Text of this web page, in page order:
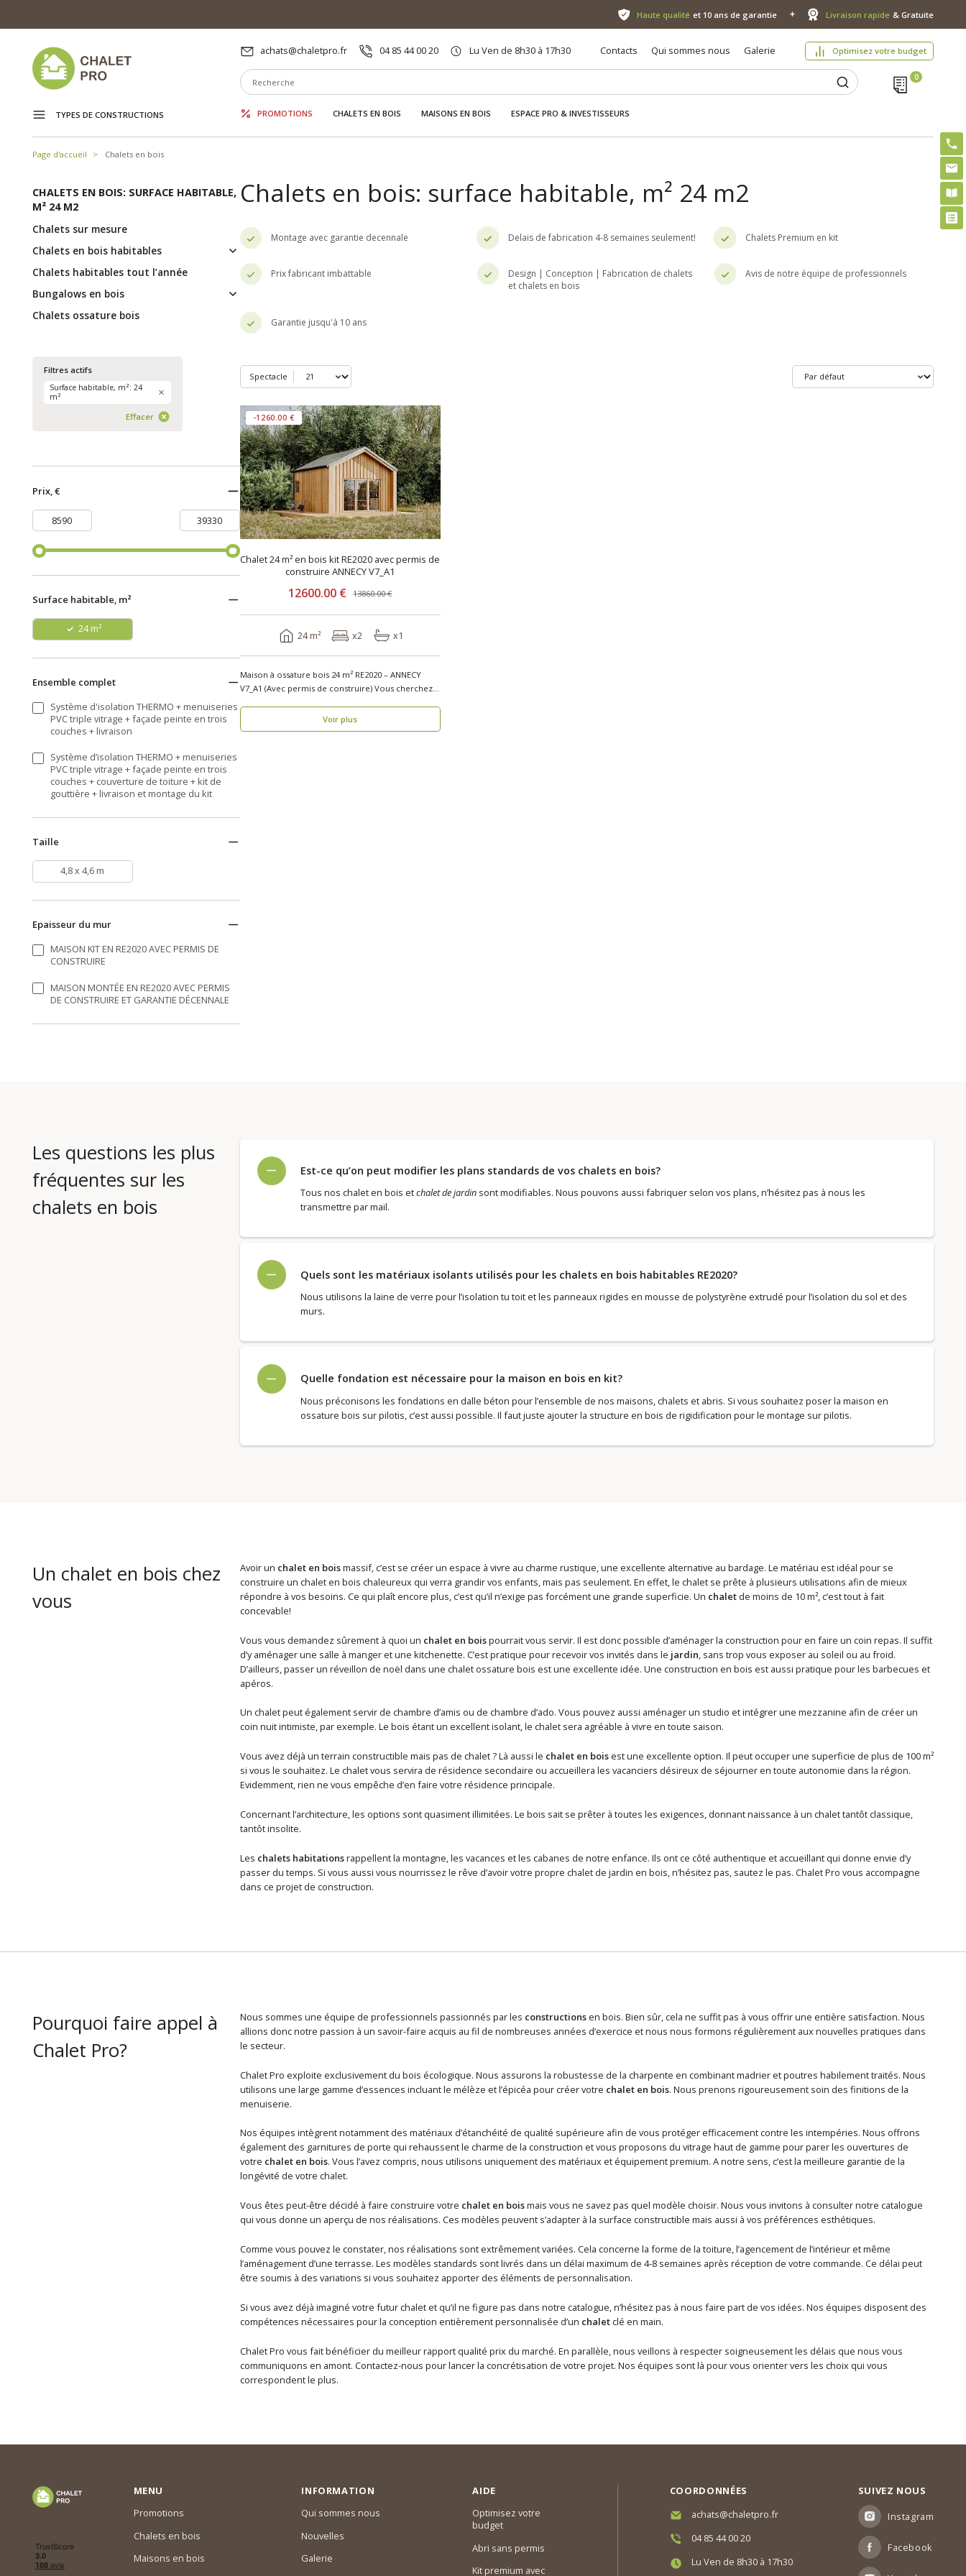
Haute qualité et 10 ans de garantie Livraison rapide & Gratuite
achats@chaletpro.fr 04 85 44 00 20 Lu Ven de 8h30 à 17h30 Contacts Qui sommes nous Galerie Optimisez votre budget
TYPES DE CONSTRUCTIONS PROMOTIONS CHALETS EN BOIS MAISONS EN BOIS ESPACE PRO & INVESTISSEURS
Page d'accueil Chalets en bois
CHALETS EN BOIS: SURFACE HABITABLE,
M² 24 M2
Chalets sur mesure
Chalets en bois habitables
Chalets habitables tout l’année
Bungalows en bois
Chalets ossature bois
Filtres actifs
Surface habitable, m²: 24
m²
Effacer
Prix, €
Surface habitable, m²
24 m²
Ensemble complet
Système d'isolation THERMO + menuiseries
PVC triple vitrage + façade peinte en trois
couches + livraison
Système d’isolation THERMO + menuiseries
PVC triple vitrage + façade peinte en trois
couches + couverture de toiture + kit de
gouttière + livraison et montage du kit
Taille
4,8 x 4,6 m
Epaisseur du mur
MAISON KIT EN RE2020 AVEC PERMIS DE
CONSTRUIRE
MAISON MONTÉE EN RE2020 AVEC PERMIS
DE CONSTRUIRE ET GARANTIE DÉCENNALE
Chalets en bois: surface habitable, m² 24 m2
Montage avec garantie decennale Delais de fabrication 4-8 semaines seulement! Chalets Premium en kit
Prix fabricant imbattable
Design | Conception | Fabrication de chalets
et chalets en bois
Avis de notre équipe de professionnels
Garantie jusqu'à 10 ans
Spectacle
-1260.00 €
Chalet 24 m² en bois kit RE2020 avec permis de
construire ANNECY V7_A1
12600.00 € 13860.00 €
24 m² x2 x1
Maison à ossature bois 24 m² RE2020 – ANNECY
V7_A1 (Avec permis de construire) Vous cherchez
Voir plus
Les questions les plus
fréquentes sur les
chalets en bois
Est-ce qu’on peut modifier les plans standards de vos chalets en bois?
Tous nos chalet en bois etchalet de jardinsont modifiables. Nous pouvons aussi fabriquer selon vos plans, n’hésitez pas à nous les
transmettre par mail.
Quels sont les matériaux isolants utilisés pour les chalets en bois habitables RE2020?
Nous utilisons la laine de verre pour l’isolation tu toit et les panneaux rigides en mousse de polystyrène extrudé pour l’isolation du sol et des
murs.
Quelle fondation est nécessaire pour la maison en bois en kit?
Nous préconisons les fondations en dalle béton pour l’ensemble de nos maisons, chalets et abris. Si vous souhaitez poser la maison en
ossature bois sur pilotis, c’est aussi possible. Il faut juste ajouter la structure en bois de rigidification pour le montage sur pilotis.
Un chalet en bois chez
vous
Avoir un chalet en boismassif, c’est se créer un espace à vivre au charme rustique, une excellente alternative au bardage. Le matériau est idéal pour se
construire un chalet en bois chaleureux qui verra grandir vos enfants, mais pas seulement. En effet, le chalet se prête à plusieurs utilisations afin de mieux
répondre à vos besoins. Ce qui plaît encore plus, c’est qu’il n’exige pas forcément une grande superficie. Un chaletde moins de 10 m², c’est tout à fait
concevable!
Vous vous demandez sûrement à quoi un chalet en boispourrait vous servir. Il est donc possible d’aménager la construction pour en faire un coin repas. Il suffit
d’y aménager une salle à manger et une kitchenette. C’est pratique pour recevoir vos invités dans le jardin, sans trop vous exposer au soleil ou au froid.
D’ailleurs, passer un réveillon de noël dans une chalet ossature bois est une excellente idée. Une construction en bois est aussi pratique pour les barbecues et
apéros.
Un chalet peut également servir de chambre d’amis ou de chambre d’ado. Vous pouvez aussi aménager un studio et intégrer une mezzanine afin de créer un
coin nuit intimiste, par exemple. Le bois étant un excellent isolant, le chalet sera agréable à vivre en toute saison.
Vous avez déjà un terrain constructible mais pas de chalet ? Là aussi le chalet en boisest une excellente option. Il peut occuper une superficie de plus de 100 m²
si vous le souhaitez. Le chalet vous servira de résidence secondaire ou accueillera les vacanciers désireux de séjourner en toute autonomie dans la région.
Evidemment, rien ne vous empêche d’en faire votre résidence principale.
Concernant l’architecture, les options sont quasiment illimitées. Le bois sait se prêter à toutes les exigences, donnant naissance à un chalet tantôt classique,
tantôt insolite.
Les chalets habitationsrappellent la montagne, les vacances et les cabanes de notre enfance. Ils ont ce côté authentique et accueillant qui donne envie d’y
passer du temps. Si vous aussi vous nourrissez le rêve d’avoir votre propre chalet de jardin en bois, n’hésitez pas, sautez le pas. Chalet Pro vous accompagne
dans ce projet de construction.
Pourquoi faire appel à
Chalet Pro?
Nous sommes une équipe de professionnels passionnés par les constructionsen bois. Bien sûr, cela ne suffit pas à vous offrir une entière satisfaction. Nous
allions donc notre passion à un savoir-faire acquis au fil de nombreuses années d’exercice et nous nous formons régulièrement aux nouvelles pratiques dans
le secteur.
Chalet Pro exploite exclusivement du bois écologique. Nous assurons la robustesse de la charpente en combinant madrier et poutres habilement traités. Nous
utilisons une large gamme d’essences incluant le mélèze et l’épicéa pour créer votre chalet en bois. Nous prenons rigoureusement soin des finitions de la
menuiserie.
Nos équipes intègrent notamment des matériaux d’étanchéité de qualité supérieure afin de vous protéger efficacement contre les intempéries. Nous offrons
également des garnitures de porte qui rehaussent le charme de la construction et vous proposons du vitrage haut de gamme pour parer les ouvertures de
votre chalet en bois. Vous l’avez compris, nous utilisons uniquement des matériaux et équipement premium. A notre sens, c’est la meilleure garantie de la
longévité de votre chalet.
Vous êtes peut-être décidé à faire construire votre chalet en boismais vous ne savez pas quel modèle choisir. Nous vous invitons à consulter notre catalogue
qui vous donne un aperçu de nos réalisations. Ces modèles peuvent s’adapter à la surface constructible mais aussi à vos préférences esthétiques.
Comme vous pouvez le constater, nos réalisations sont extrêmement variées. Cela concerne la forme de la toiture, l’agencement de l’intérieur et même
l’aménagement d’une terrasse. Les modèles standards sont livrés dans un délai maximum de 4-8 semaines après réception de votre commande. Ce délai peut
être soumis à des variations si vous souhaitez apporter des éléments de personnalisation.
Si vous avez déjà imaginé votre futur chalet et qu’il ne figure pas dans notre catalogue, n’hésitez pas à nous faire part de vos idées. Nos équipes disposent des
compétences nécessaires pour la conception entièrement personnalisée d’un chaletclé en main.
Chalet Pro vous fait bénéficier du meilleur rapport qualité prix du marché. En parallèle, nous veillons à respecter soigneusement les délais que nous vous
communiquons en amont. Contactez-nous pour lancer la concrétisation de votre projet. Nos équipes sont là pour vous orienter vers les choix qui vous
correspondent le plus.
MENU
Promotions
Chalets en bois
Maisons en bois
INFORMATION
Qui sommes nous
Nouvelles
Galerie
AIDE
Optimisez votre
budget
Abri sans permis
Kit premium avec
COORDONNÉES
achats@chaletpro.fr
04 85 44 00 20
Lu Ven de 8h30 à 17h30
SUIVEZ NOUS
Instagram
Facebook